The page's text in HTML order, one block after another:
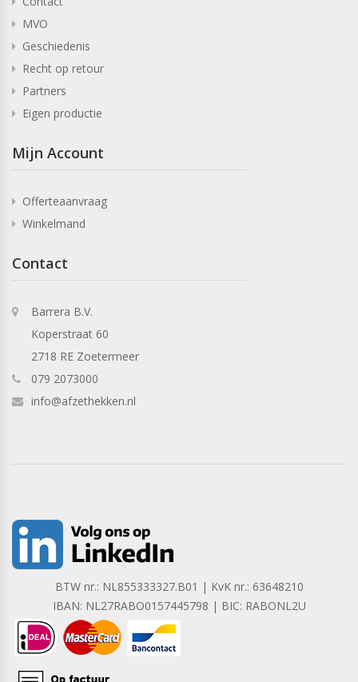
MVO
Geschiedenis
Recht op retour
Partners
Eigen productie
Mijn Account
Offerteaanvraag
Winkelmand
Contact
Barrera B.V.
Koperstraat 60
2718 RE Zoetermeer
079 2073000
info@afzethekken.nl
BTW nr.: NL855333327.B01 | KvK nr.: 63648210
IBAN: NL27RABO0157445798 | BIC: RABONL2U